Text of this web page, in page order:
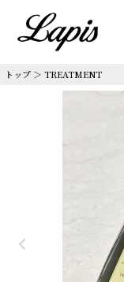
トップ ＞ TREATMENT